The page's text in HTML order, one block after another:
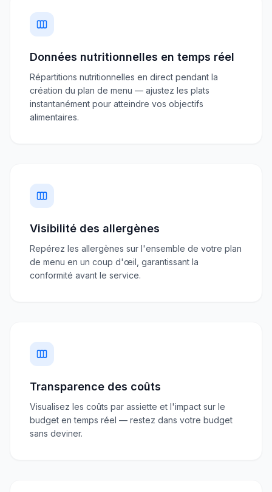
Données nutritionnelles en temps réel
Répartitions nutritionnelles en direct pendant la
création du plan de menu — ajustez les plats
instantanément pour atteindre vos objectifs
alimentaires.
Visibilité des allergènes
Repérez les allergènes sur l'ensemble de votre plan
de menu en un coup d'œil, garantissant la
conformité avant le service.
Transparence des coûts
Visualisez les coûts par assiette et l'impact sur le
budget en temps réel — restez dans votre budget
sans deviner.